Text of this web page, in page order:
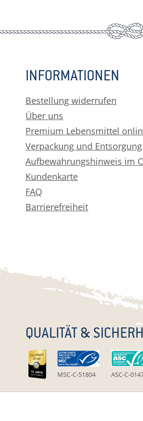
INFORMATIONEN
Bestellung widerrufen
Über uns
Premium Lebensmittel
Verpackung und Entsorgung
Aufbewahrungshinweis im
Kundenkarte
FAQ
Barrierefreiheit
QUALITÄT &
MSC-C-51804 ASC-C-